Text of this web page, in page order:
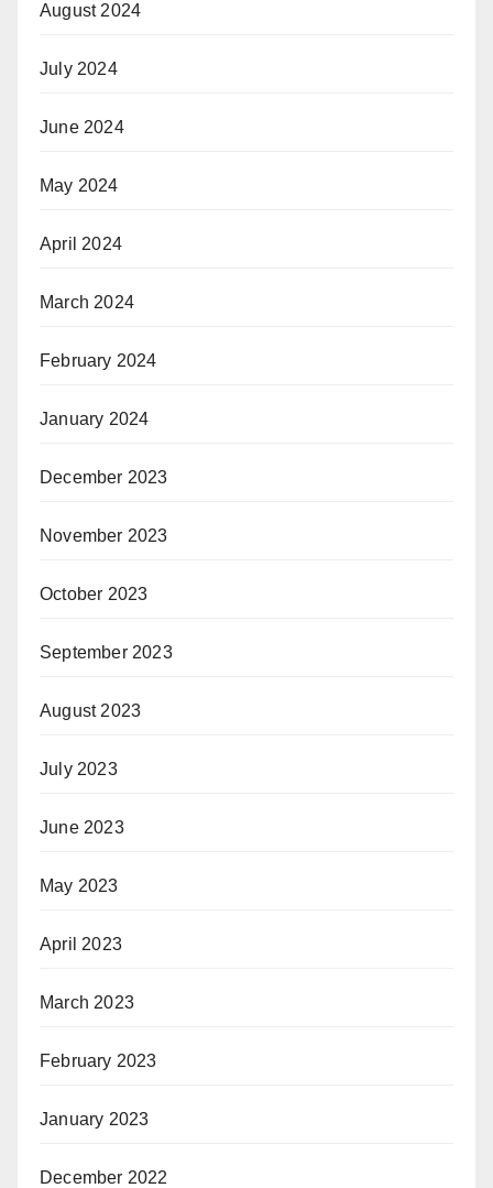
August 2024
July 2024
June 2024
May 2024
April 2024
March 2024
February 2024
January 2024
December 2023
November 2023
October 2023
September 2023
August 2023
July 2023
June 2023
May 2023
April 2023
March 2023
February 2023
January 2023
December 2022